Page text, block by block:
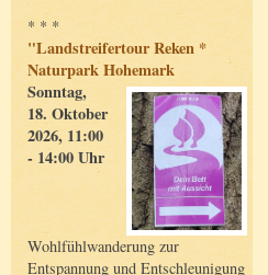
* * *
"Landstreifertour Reken *
Naturpark Hohemark
Sonntag,
18. Oktober
2026, 11:00
- 14:00 Uhr
Wohlfühlwanderung zur
Entspannung und Entschleunigung